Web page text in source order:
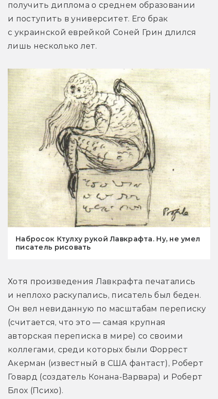
получить диплома о среднем образовании
и поступить в университет. Его брак
с украинской еврейкой Соней Грин длился
лишь несколько лет.
Набросок Ктулху рукой Лавкрафта. Ну, не умел
писатель рисовать
Хотя произведения Лавкрафта печатались
и неплохо раскупались, писатель был беден.
Он вел невиданную по масштабам переписку
(считается, что это — самая крупная
авторская переписка в мире) со своими
коллегами, среди которых были Форрест
Акерман (известный в США фантаст), Роберт
Говард (создатель Конана-Варвара) и Роберт
Блох (Психо).